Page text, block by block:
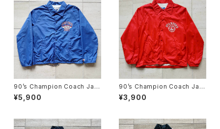
90’s Champion Coach Jac
ket “USA MADE”
¥5,900
90’s Champion Coach Jac
ket “USA MADE”
¥3,900